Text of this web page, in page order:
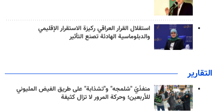
استقلال القرار العراقي ركيزة الاستقرار الإقليمي
والدبلوماسية الهادئة تصنع التأثير
التقارير
منفذَيّ "شلمجه" و"تشذابة" على طريق الفيض المليوني
للأربعين؛ وحركة المرور لا تزال كثيفة